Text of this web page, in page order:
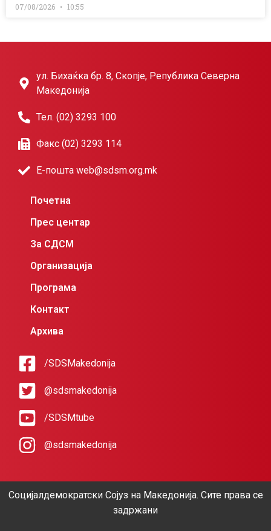
07/08/2026 10:55
ул. Бихаќка бр. 8, Скопје, Република Северна
Македонија
Тел. (02) 3293 100
Факс (02) 3293 114
Е-пошта web@sdsm.org.mk
Почетна
Прес центар
За СДСМ
Организација
Програма
Контакт
Архива
/SDSMakedonija
@sdsmakedonija
/SDSMtube
@sdsmakedonija
Социјалдемократски Сојуз на Македонија. Сите права се
задржани